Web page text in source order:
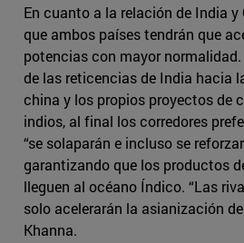
En cuanto a la relación de India y
que ambos países tendrán que
potencias con mayor normalidad.
de las reticencias de India hacia
china y los propios proyectos de
indios, al final los corredores
“se solaparán e incluso se
garantizando que los productos
lleguen al océano Índico. “Las
solo acelerarán la asianización
Khanna.